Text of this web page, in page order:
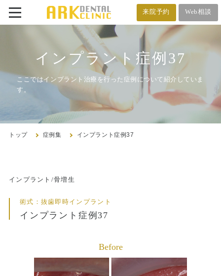
番町オフィス
BANCHO OFFICE
03-5212-4618
市ヶ谷オフィス
ICHIGAYA OFFICE
トップ
クリニック紹介
コンセプト
審美治療/ホワイトニング
スタッフ紹介
来院予約 Web相談
メール相談
オンライン相談
インプラント症例37
ここではインプラント治療を行った症例について紹介していま
す。
トップ 症例集 インプラント症例37
インプラント/骨増生
術式：抜歯即時インプラント
インプラント症例37
Before